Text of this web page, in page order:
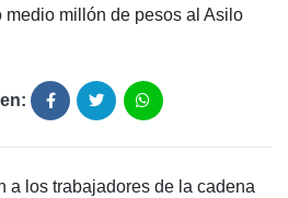
a los trabajadores de la cadena